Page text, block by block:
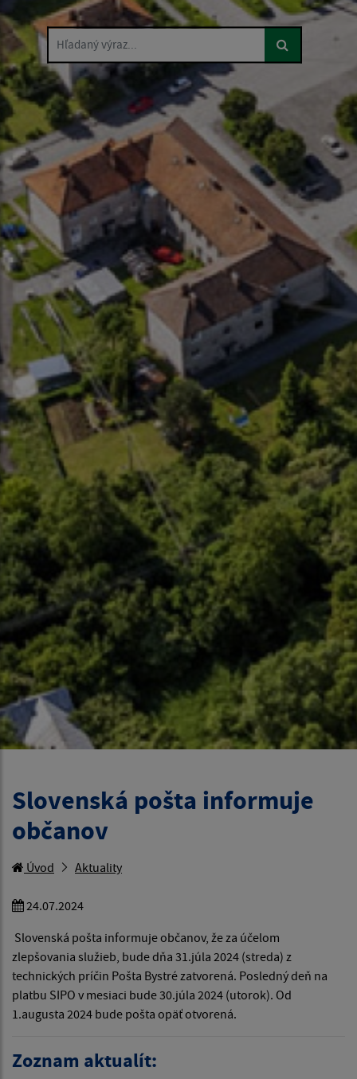
Hľadaný výraz...
Slovenská pošta informuje
občanov
Úvod Aktuality
24.07.2024
Slovenská pošta informuje občanov, že za účelom
zlepšovania služieb, bude dňa 31.júla 2024 (streda) z
technických príčin Pošta Bystré zatvorená. Posledný deň na
platbu SIPO v mesiaci bude 30.júla 2024 (utorok). Od
1.augusta 2024 bude pošta opäť otvorená.
Zoznam aktualít: